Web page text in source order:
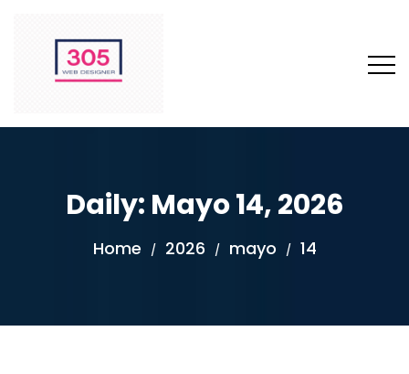
Daily: Mayo 14, 2026
Home / 2026 / mayo / 14